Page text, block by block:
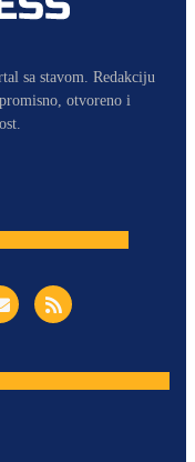
sa stavom. Redakciju
otvoreno i